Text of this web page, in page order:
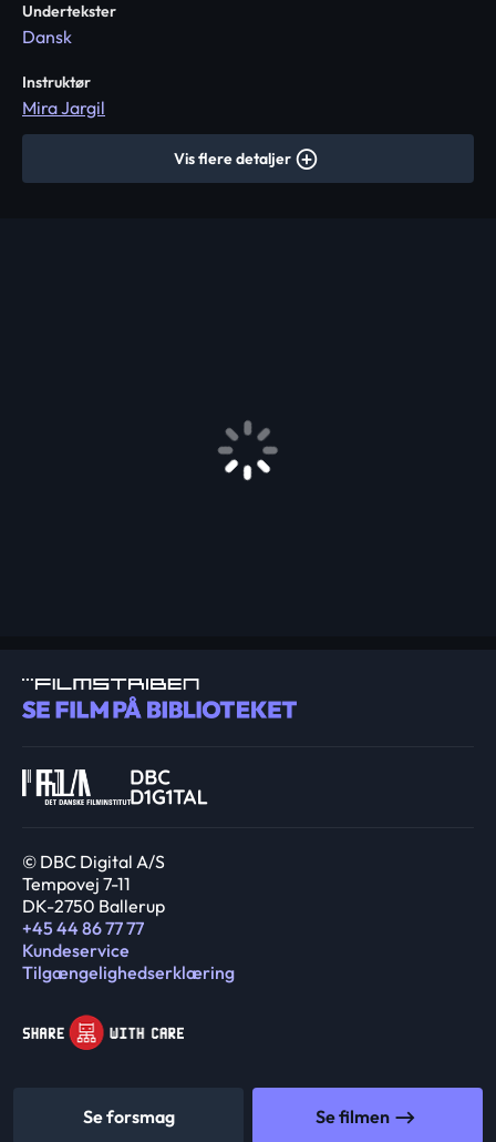
Se forsmag Se filmen
Undertekster
Dansk
Instruktør
Mira Jargil
Vis flere detaljer
© DBC Digital A/S
Tempovej 7-11
DK-2750 Ballerup
+45 44 86 77 77
Kundeservice
Tilgængelighedserklæring